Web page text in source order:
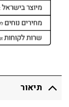
תיאור